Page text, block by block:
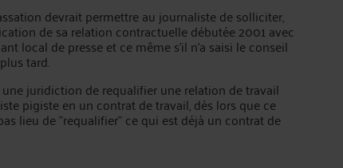
devrait permettre au journaliste de solliciter,
de sa relation contractuelle débutée 2001 avec
local de presse et ce même s'il n'a saisi le conseil
tard.
juridiction de requalifier une relation de travail
pigiste en un contrat de travail, dès lors que ce
lieu de "requalifier" ce qui est déjà un contrat de